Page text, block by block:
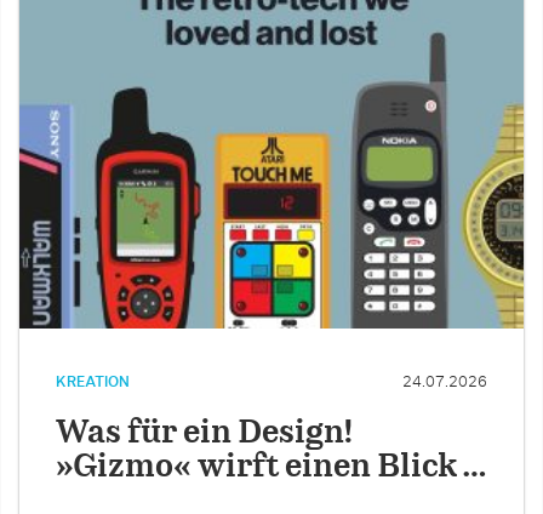
KREATION 24.07.2026
Was für ein Design!
»Gizmo« wirft einen Blick …